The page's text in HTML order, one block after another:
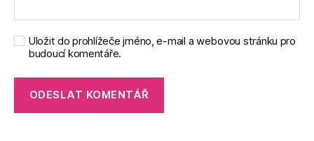
Uložit do prohlížeče jméno, e-mail a webovou stránku pro
budoucí komentáře.